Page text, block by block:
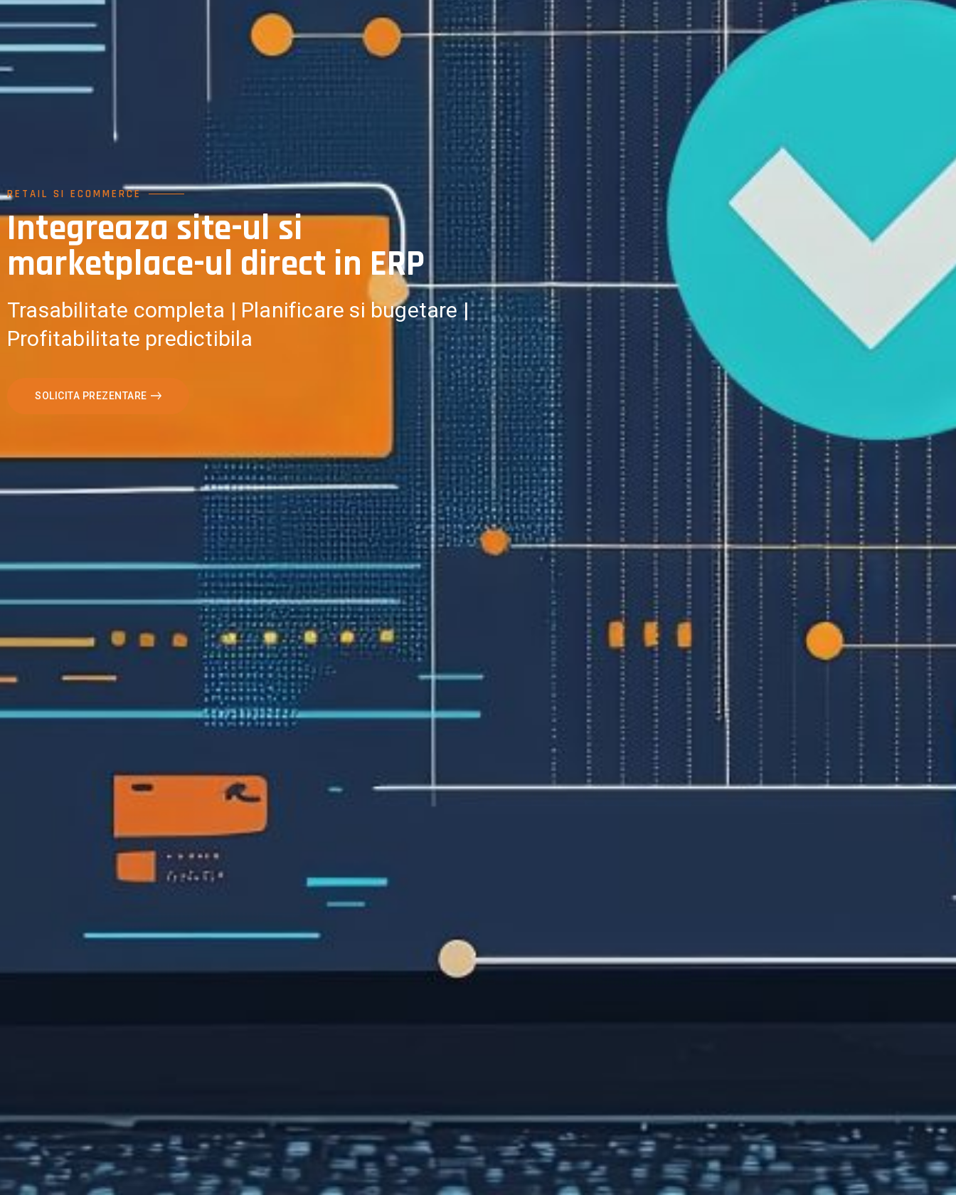
RETAIL SI ECOMMERCE
Integreaza site-ul si
marketplace-ul direct in ERP
Trasabilitate completa | Planificare si bugetare |
Profitabilitate predictibila
SOLICITA PREZENTARE